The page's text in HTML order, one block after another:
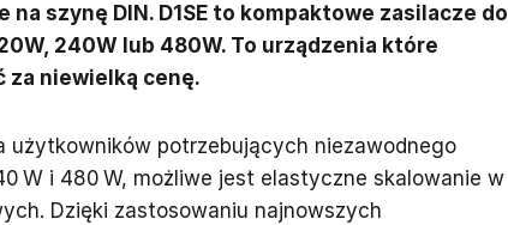
szynę DIN. D1SE to kompaktowe zasilacze do
240W lub 480W. To urządzenia które
za niewielką cenę.
użytkowników potrzebujących niezawodnego
W i 480 W, możliwe jest elastyczne skalowanie w
Dzięki zastosowaniu najnowszych